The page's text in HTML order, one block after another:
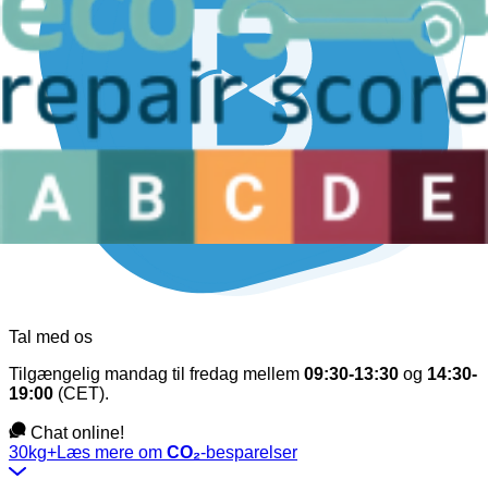
Tal med os
Tilgængelig mandag til fredag mellem 09:30-13:30 og 14:30-
19:00 (CET).
Chat online!
30kg+Læs mere om CO₂-besparelser